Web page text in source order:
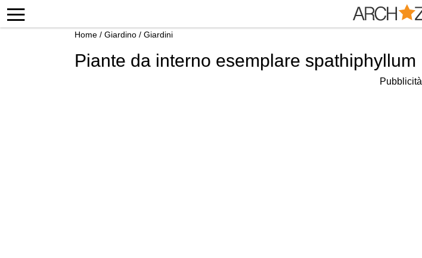
Home / Giardino / Giardini
Piante da interno esemplare spathiphyllum
Pubblicità